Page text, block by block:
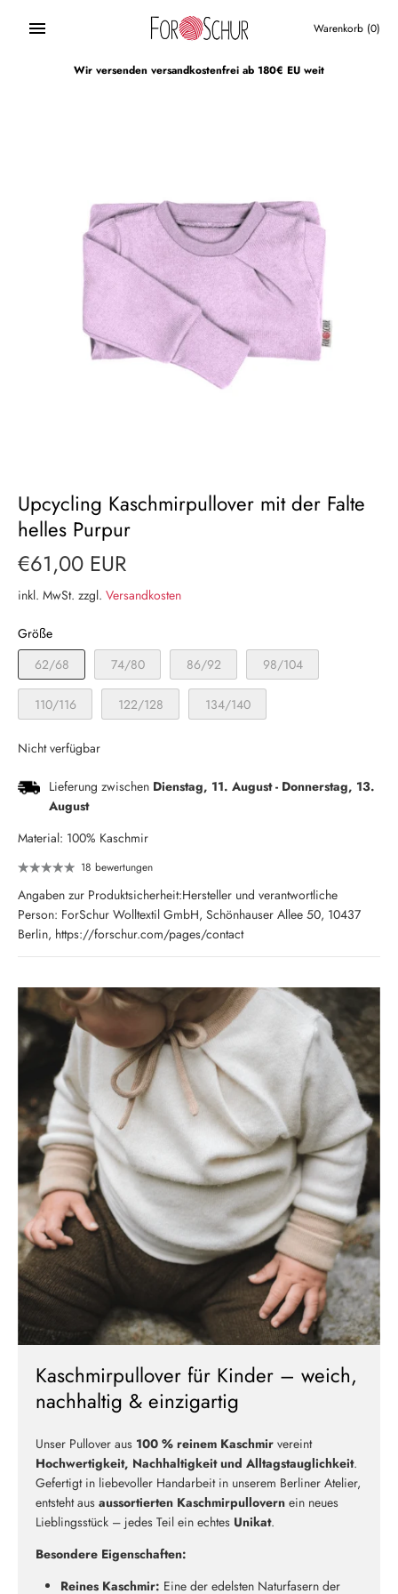
Warenkorb (0)
Wir versenden versandkostenfrei ab 180€ EU weit
Upcycling Kaschmirpullover mit der Falte
helles Purpur
€61,00 EUR
inkl. MwSt. zzgl. Versandkosten
Größe
62/68
74/80 86/92 98/104
110/116 122/128 134/140
Nicht verfügbar
Lieferung zwischen Dienstag, 11. August- Donnerstag, 13.
August
Material: 100% Kaschmir
18 bewertungen
Angaben zur Produktsicherheit:Hersteller und verantwortliche
Person: ForSchur Wolltextil GmbH, Schönhauser Allee 50, 10437
Berlin, https://forschur.com/pages/contact
Kaschmirpullover für Kinder – weich,
nachhaltig & einzigartig
Unser Pullover aus 100 % reinem Kaschmir vereint
Hochwertigkeit, Nachhaltigkeit und Alltagstauglichkeit.
Gefertigt in liebevoller Handarbeit in unserem Berliner Atelier,
entsteht aus aussortierten Kaschmirpullovern ein neues
Lieblingsstück – jedes Teil ein echtes Unikat.
Besondere Eigenschaften:
Reines Kaschmir: Eine der edelsten Naturfasern der